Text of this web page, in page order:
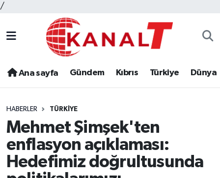
/
Ana sayfa Gündem Kıbrıs Türkiye Dünya
HABERLER TÜRKIYE
Mehmet Şimşek'ten
enflasyon açıklaması:
Hedefimiz doğrultusunda